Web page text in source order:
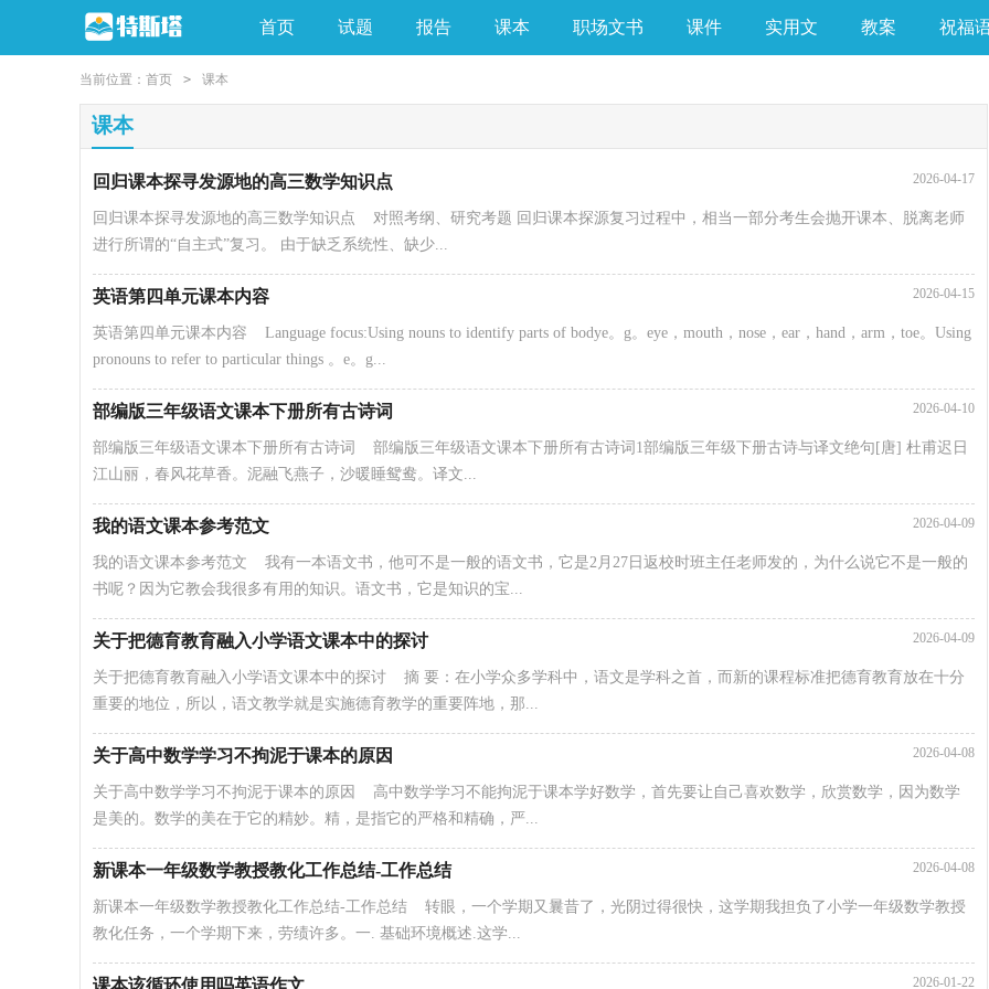
首页 试题 报告 课本 职场文书 课件 实用文 教案 祝福
当前位置： 首页 > 课本
课本
回归课本探寻发源地的高三数学知识点 2026-04-17
回归课本探寻发源地的高三数学知识点 对照考纲、研究考题 回归课本探源复习过程中，相当一部分考生会抛开课本、脱离老师
进行所谓的“自主式”复习。 由于缺乏系统性、缺少...
英语第四单元课本内容 2026-04-15
英语第四单元课本内容 Language focus:Using nouns to identify parts of bodye。g。eye，mouth，nose，ear，hand，arm，toe。Using
pronouns to refer to particular things 。e。g...
部编版三年级语文课本下册所有古诗词 2026-04-10
部编版三年级语文课本下册所有古诗词 部编版三年级语文课本下册所有古诗词1部编版三年级下册古诗与译文绝句[唐] 杜甫迟日
江山丽，春风花草香。泥融飞燕子，沙暖睡鸳鸯。译文...
我的语文课本参考范文 2026-04-09
我的语文课本参考范文 我有一本语文书，他可不是一般的语文书，它是2月27日返校时班主任老师发的，为什么说它不是一般的
书呢？因为它教会我很多有用的知识。语文书，它是知识的宝...
关于把德育教育融入小学语文课本中的探讨 2026-04-09
关于把德育教育融入小学语文课本中的探讨 摘 要：在小学众多学科中，语文是学科之首，而新的课程标准把德育教育放在十分
重要的地位，所以，语文教学就是实施德育教学的重要阵地，那...
关于高中数学学习不拘泥于课本的原因 2026-04-08
关于高中数学学习不拘泥于课本的原因 高中数学学习不能拘泥于课本学好数学，首先要让自己喜欢数学，欣赏数学，因为数学
是美的。数学的美在于它的精妙。精，是指它的严格和精确，严...
新课本一年级数学教授教化工作总结-工作总结 2026-04-08
新课本一年级数学教授教化工作总结-工作总结 转眼，一个学期又曩昔了，光阴过得很快，这学期我担负了小学一年级数学教授
教化任务，一个学期下来，劳绩许多。一. 基础环境概述.这学...
课本该循环使用吗英语作文 2026-01-22